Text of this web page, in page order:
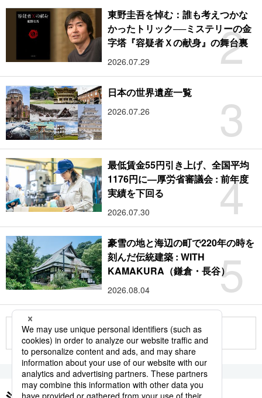
2
東野圭吾を悼む：誰も考えつかな
かったトリック──ミステリーの金
字塔『容疑者Ｘの献身』の舞台裏
2026.07.29
3
日本の世界遺産一覧
2026.07.26
4
最低賃金55円引き上げ、全国平均
1176円に―厚労省審議会 : 前年度
実績を下回る
2026.07.30
5
豪雪の地と海辺の町で220年の時を
刻んだ伝統建築 : WITH
KAMAKURA（鎌倉・長谷）
2026.08.04
もっと見る